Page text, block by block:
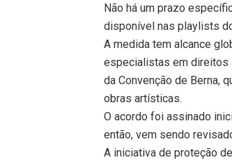
Não há um prazo
disponível nas playlists
A medida tem alcance
especialistas em direitos
da Convenção de Berna,
obras artísticas.
O acordo foi assinado
então, vem sendo
A iniciativa de proteção